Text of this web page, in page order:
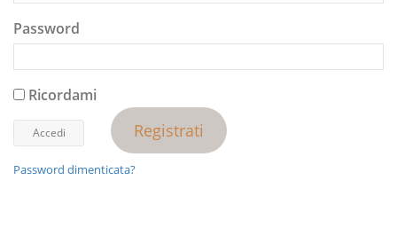
Password
Ricordami
Registrati
Password dimenticata?